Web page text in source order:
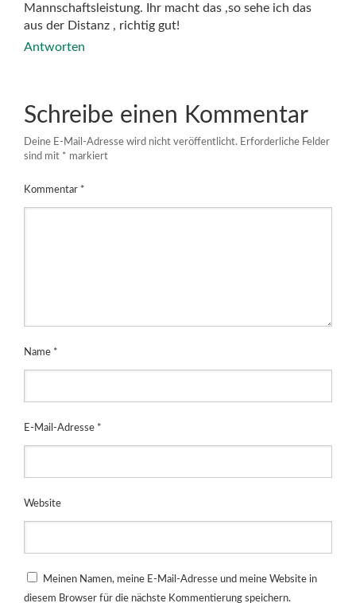
Mannschaftsleistung. Ihr macht das ,so sehe ich das
aus der Distanz , richtig gut!
Antworten
Schreibe einen Kommentar
Deine E-Mail-Adresse wird nicht veröffentlicht. Erforderliche Felder
sind mit * markiert
Kommentar *
Name *
E-Mail-Adresse *
Website
Meinen Namen, meine E-Mail-Adresse und meine Website in
diesem Browser für die nächste Kommentierung speichern.